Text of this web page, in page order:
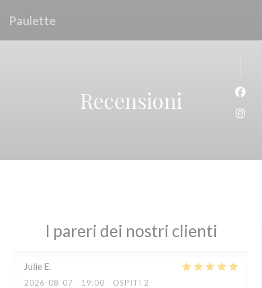
Paulette
Recensioni
I pareri dei nostri clienti
Julie E
2026-08-07 - 19:00 - OSPITI 2